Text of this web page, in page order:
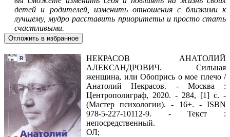
детей и родителей, изменить отношения с близкими к
лучшему, мудро расставить приоритеты и просто стать
счастливыми.
Отложить в избранное
НЕКРАСОВ АНАТОЛИЙ
АЛЕКСАНДРОВИЧ. Сильная
женщина, или Обопрись о мое плечо /
Анатолий Некрасов. - Москва :
Центрополиграф, 2020. - 284, [1] с. -
(Мастер психологии). - 16+. - ISBN
978-5-227-10112-9. - Текст :
непосредственный.
ОЛ;